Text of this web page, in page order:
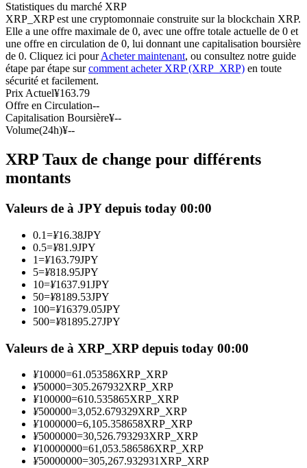
Futures USDC
Futures utilisant l'USDC comme garantie
Copie de Trading
Rejoignez les meilleurs traders
Devenez un trader de copie
Profitez du partage des bénéfices et des commissions de copy
trading
Statistiques du marché XRP
XRP_XRP est une cryptomonnaie construite sur la blockchain XRP.
Elle a une offre maximale de 0, avec une offre totale actuelle de 0 et
une offre en circulation de 0, lui donnant une capitalisation boursière
de 0. Cliquez ici pourAcheter maintenant, ou consultez notre guide
étape par étape surcomment acheter XRP (XRP_XRP) en toute
sécurité et facilement.
Prix Actuel¥163.79
Offre en Circulation--
Capitalisation Boursière¥--
Volume(24h)¥--
XRP Taux de change pour différents
montants
Valeurs de à JPY depuis today 00:00
0.1=¥16.38JPY
0.5=¥81.9JPY
1=¥163.79JPY
5=¥818.95JPY
10=¥1637.91JPY
50=¥8189.53JPY
100=¥16379.05JPY
500=¥81895.27JPY
Valeurs de à XRP_XRP depuis today 00:00
¥10000=61.053586XRP_XRP
¥50000=305.267932XRP_XRP
¥100000=610.535865XRP_XRP
¥500000=3,052.679329XRP_XRP
¥1000000=6,105.358658XRP_XRP
¥5000000=30,526.793293XRP_XRP
¥10000000=61,053.586586XRP_XRP
¥50000000=305,267.932931 XRP_XRP